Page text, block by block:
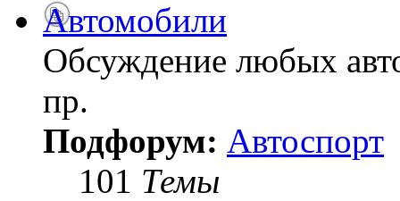
Автомобили
Обсуждение любых
пр.
Подфорум: Автоспорт
101 Темы